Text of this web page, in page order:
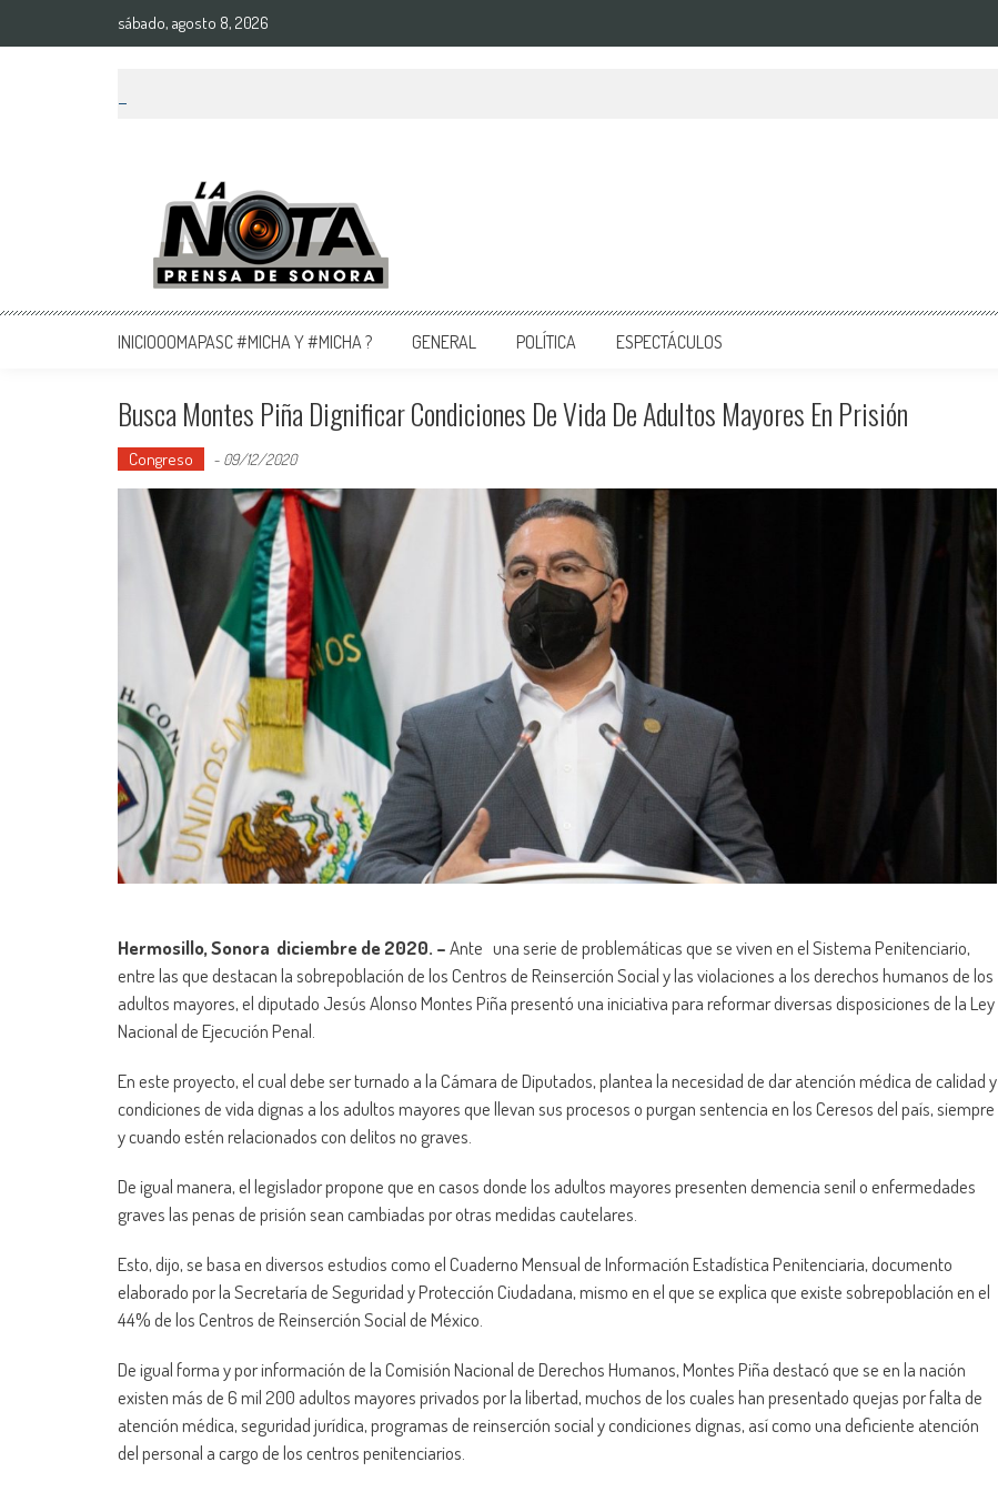
sábado, agosto 8, 2026
La Nota Prensa De Sonora
Noticias del día
INICIOOOMAPASC #MICHA Y #MICHA ? GENERAL POLÍTICA ESPECTÁCULOS
Busca Montes Piña Dignificar Condiciones De Vida De Adultos Mayores En Prisión
Congreso - 09/12/2020
Hermosillo, Sonora diciembre de 2020. –Ante una serie de problemáticas que se viven en el Sistema Penitenciario,
entre las que destacan la sobrepoblación de los Centros de Reinserción Social y las violaciones a los derechos humanos de los
adultos mayores, el diputado Jesús Alonso Montes Piña presentó una iniciativa para reformar diversas disposiciones de la Ley
Nacional de Ejecución Penal.
En este proyecto, el cual debe ser turnado a la Cámara de Diputados, plantea la necesidad de dar atención médica de calidad y
condiciones de vida dignas a los adultos mayores que llevan sus procesos o purgan sentencia en los Ceresos del país, siempre
y cuando estén relacionados con delitos no graves.
De igual manera, el legislador propone que en casos donde los adultos mayores presenten demencia senil o enfermedades
graves las penas de prisión sean cambiadas por otras medidas cautelares.
Esto, dijo, se basa en diversos estudios como el Cuaderno Mensual de Información Estadística Penitenciaria, documento
elaborado por la Secretaría de Seguridad y Protección Ciudadana, mismo en el que se explica que existe sobrepoblación en el
44% de los Centros de Reinserción Social de México.
De igual forma y por información de la Comisión Nacional de Derechos Humanos, Montes Piña destacó que se en la nación
existen más de 6 mil 200 adultos mayores privados por la libertad, muchos de los cuales han presentado quejas por falta de
atención médica, seguridad jurídica, programas de reinserción social y condiciones dignas, así como una deficiente atención
del personal a cargo de los centros penitenciarios.